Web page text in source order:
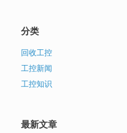
分类
回收工控
工控新闻
工控知识
最新文章